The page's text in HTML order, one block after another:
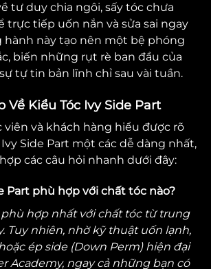
tư duy chia ngôi, sấy tóc chưa
trực tiếp uốn nắn và sửa sai ngay
hành này tạo nên một bệ phóng
biến những rụt rè ban đầu của
tự tin bản lĩnh chỉ sau vài tuần.
Về Kiểu Tóc Ivy Side Part
viên và khách hàng hiểu được rõ
Side Part một các dễ dàng nhất,
các câu hỏi nhanh dưới đây:
Part phù hợp với chất tóc nào?
hợp nhất với chất tóc từ trung
Tuy nhiên, nhờ kỹ thuật uốn lạnh,
ép side (Down Perm) hiện đại
Academy, ngay cả những bạn có